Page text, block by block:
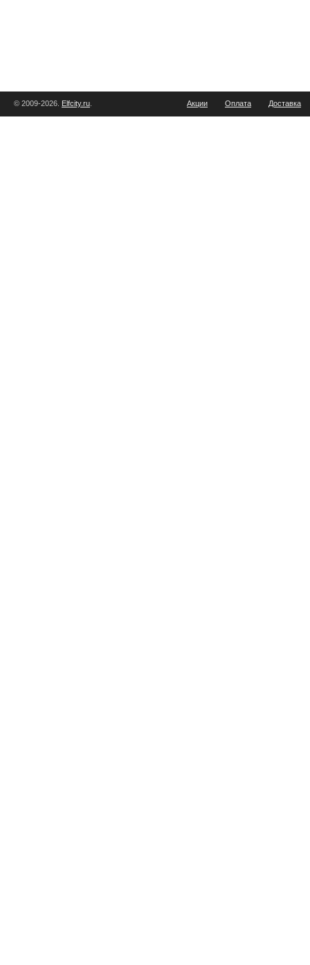
© 2009-2026. Elfcity.ru Акции Оплата Доставка